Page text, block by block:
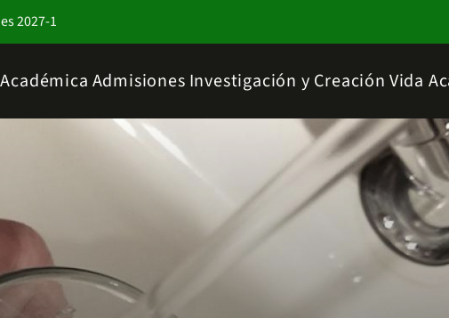
2027-1
Admisiones Investigación y Creación Vida